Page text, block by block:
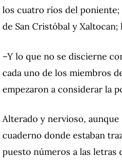
los cuatro ríos del poniente;
de San Cristóbal y
–Y lo que no se discierne
cada uno de los miembros
empezaron a considerar la
Alterado y nervioso,
cuaderno donde estaban
puesto números a las letras